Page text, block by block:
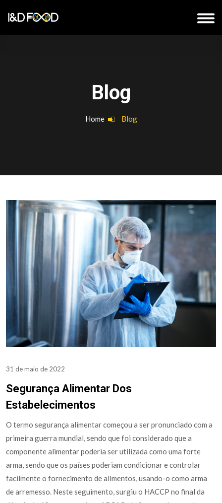
Blog
Home Blog
31 de maio de 2022
Segurança Alimentar Dos
Estabelecimentos
O termo segurança alimentar começou a ser pronunciado com a
primeira guerra mundial, sendo que foi considerado que a
componente alimentar poderia ser utilizada como uma forte
arma, sendo que os países poderiam condicionar e controlar
facilmente o fornecimento de alimentos, usando-o como arma
de arremesso. Neste seguimento, surgiu o HACCP no final da